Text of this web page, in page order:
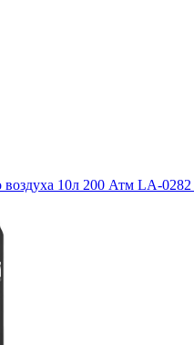
10л 200 Атм LA-0282